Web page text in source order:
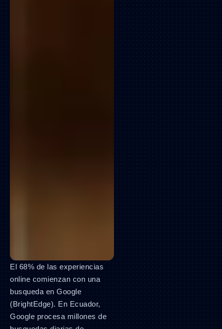
El 68% de las experiencias
online comienzan con una
busqueda en Google
(BrightEdge). En Ecuador,
Google procesa millones de